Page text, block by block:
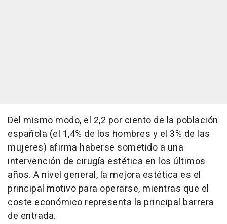
Del mismo modo, el 2,2 por ciento de la población
española (el 1,4% de los hombres y el 3% de las
mujeres) afirma haberse sometido a una
intervención de cirugía estética en los últimos
años. A nivel general, la mejora estética es el
principal motivo para operarse, mientras que el
coste económico representa la principal barrera
de entrada.